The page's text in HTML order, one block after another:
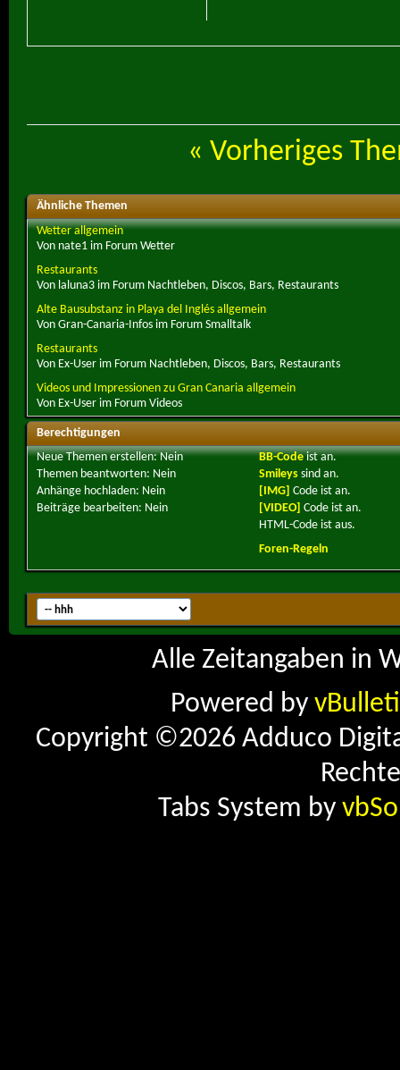
« Vorheriges
Ähnliche Themen
Wetter allgemein
Von nate1 im Forum Wetter
Restaurants
Von laluna3 im Forum Nachtleben, Discos, Bars, Restaurants
Alte Bausubstanz in Playa del Inglés allgemein
Von Gran-Canaria-Infos im Forum Smalltalk
Restaurants
Von Ex-User im Forum Nachtleben, Discos, Bars, Restaurants
Videos und Impressionen zu Gran Canaria allgemein
Von Ex-User im Forum Videos
Berechtigungen
Neue Themen erstellen:Nein
Themen beantworten: Nein
Anhänge hochladen: Nein
Beiträge bearbeiten: Nein
BB-Codeistan.
Smileyssind an.
[IMG] Code ist an.
[VIDEO] Code ist an.
HTML-Code ist aus.
Foren-Regeln
Alle Zeitangaben in
Powered by
Copyright ©2026 Adduco
Tabs System by